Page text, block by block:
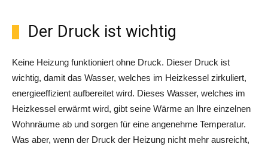
Der Druck ist wichtig
Keine Heizung funktioniert ohne Druck. Dieser Druck ist
wichtig, damit das Wasser, welches im Heizkessel zirkuliert,
energieeffizient aufbereitet wird. Dieses Wasser, welches im
Heizkessel erwärmt wird, gibt seine Wärme an Ihre einzelnen
Wohnräume ab und sorgen für eine angenehme Temperatur.
Was aber, wenn der Druck der Heizung nicht mehr ausreicht,